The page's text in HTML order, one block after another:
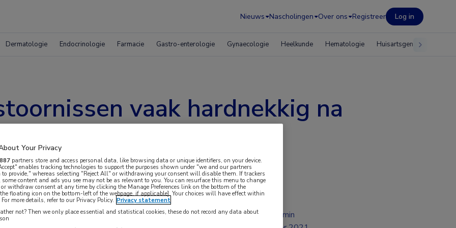
Nieuws Nascholingen Over ons Registreer Log in
Dermatologie Endocrinologie Farmacie Gastro-enterologie Gynaecologie Heelkunde Hematologie Huisartsgeneeskunde
vaak hardnekkig na
en smaak kunnen na het doormaken van
2 min
Your Privacy
887 partners store and access personal data, like browsing data or unique identifiers, on your device.
enables tracking technologies to support the purposes shown under "we and our partners
to provide," whereas selecting "Reject All" or withdrawing your consent will disable them. If trackers
some content and ads you see may not be as relevant to you. You can resurface this menu to change
or withdraw consent at any time by clicking the Manage Preferences link on the bottom of the
floating icon on the bottom-left of the webpage, if applicable]. Your choices will have effect within
more details, refer to our Privacy Policy. Privacy statement
not? Then we only place essential and statistical cookies, these do not record any data about